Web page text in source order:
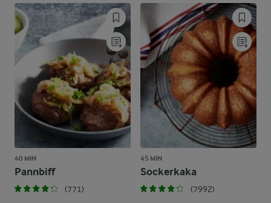
40 MIN
Pannbiff
(771)
45 MIN
Sockerkaka
(7992)